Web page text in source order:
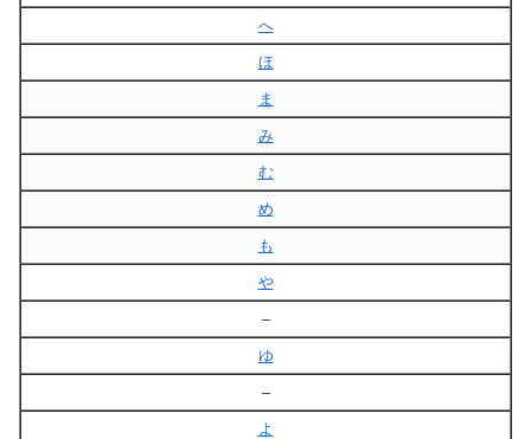
へ
ほ
ま
み
む
め
も
や
–
ゆ
–
よ